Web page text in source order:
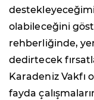
olabileceğini
rehberliğinde,
dedirtecek
Karadeniz
fayda